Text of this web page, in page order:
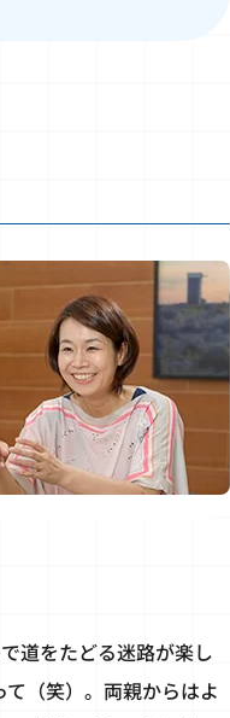
道をたどる迷路が楽し
（笑）。両親からはよ